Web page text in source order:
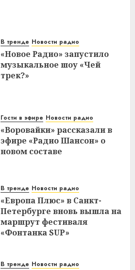
В тренде Новости радио
«Новое Радио» запустило
музыкальное шоу «Чей
трек?»
Гости в эфире Новости радио
«Воровайки» рассказали в
эфире «Радио Шансон» о
новом составе
В тренде Новости радио
«Европа Плюс» в Санкт-
Петербурге вновь вышла на
маршрут фестиваля
«Фонтанка SUP»
В тренде Новости радио